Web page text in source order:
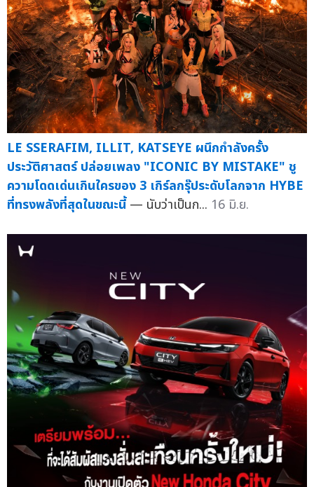
LE SSERAFIM, ILLIT, KATSEYE ผนึกกำลังครั้ง
ประวัติศาสตร์ ปล่อยเพลง "ICONIC BY MISTAKE" ชู
ความโดดเด่นเกินใครของ 3 เกิร์ลกรุ๊ประดับโลกจาก HYBE
ที่ทรงพลังที่สุดในขณะนี้ — นับว่าเป็นก... 16 มิ.ย.